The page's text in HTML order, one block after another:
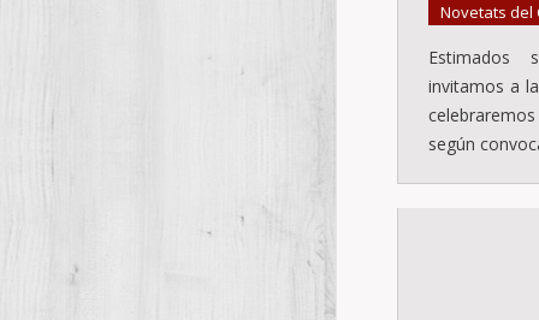
Novetats del
Estimados
invitamos a
según